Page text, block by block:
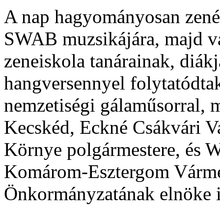
A nap hagyományosan
SWAB muzsikájára, majd
zeneiskola tanárainak,
hangversennyel
nemzetiségi gálaműsorral,
Kecskéd, Eckné Csákvári
Környe polgármestere, és
Komárom-Esztergom
Önkormányzatának